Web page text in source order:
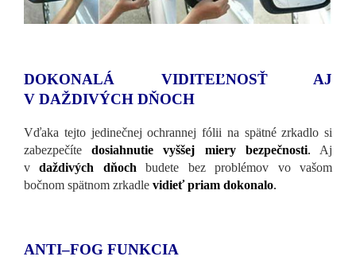
DOKONALÁ VIDITEĽNOSŤ AJ
V DAŽDIVÝCH DŇOCH
Vďaka tejto jedinečnej ochrannej fólii na spätné zrkadlo si
zabezpečítedosiahnutie vyššej miery bezpečnosti. Aj
v
daždivých dňoch budete bez problémov vo vašom
bočnom spätnom zrkadle vidieť priam dokonalo.
ANTI–FOG FUNKCIA